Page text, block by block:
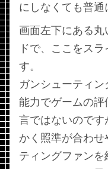
にしなくても普通
画面左下にある丸
ドで、ここをス
す。
ガンシューティ
能力でゲームの評
言ではないのです
かく照準が合わ
ティングファン